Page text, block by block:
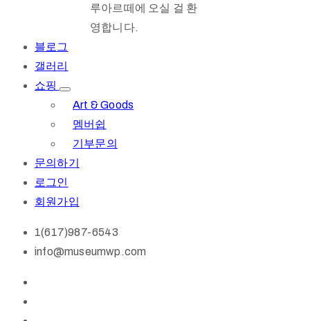
루아르떼에 오실 걸 환
영합니다.
블로그
갤러리
쇼핑
Art & Goods
멤버쉽
기부문의
문의하기
로그인
회원가입
1(617)987-6543
info@museumwp.com